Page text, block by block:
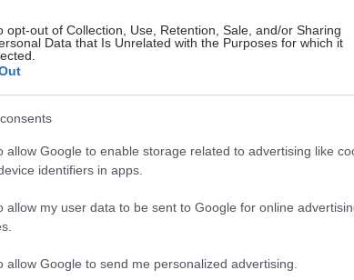
opt-out of Collection, Use, Retention, Sale, and/or Sharing
Data that Is Unrelated with the Purposes for which it
allow Google to enable storage related to advertising like
identifiers in apps.
allow my user data to be sent to Google for online
allow Google to send me personalized advertising.
Τετάρτη, 30 Νοεμβρίου 2022, 12:51
Κατάθλιψη και πανδημία, ο
σημαντικούς κινδύνους.
Τετάρτη, 06 Μαρτίου 2013, 20:27
Αναμενόμενη και δυνητικά